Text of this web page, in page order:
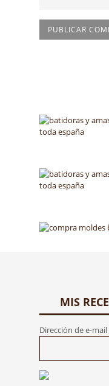
MIS
Dirección de e-mail